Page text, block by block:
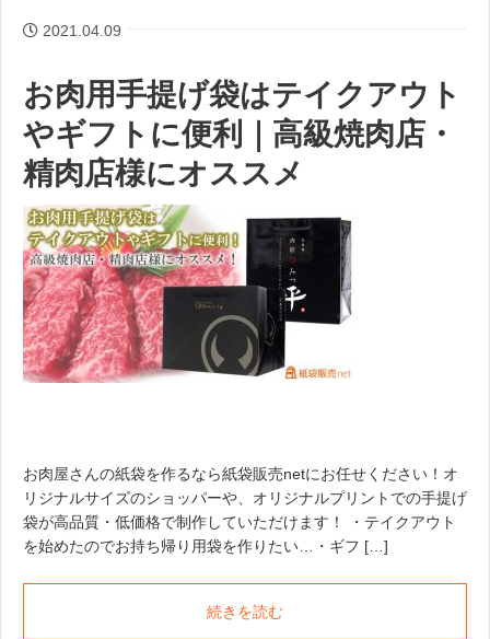
2021.04.09
お肉用手提げ袋はテイクアウト
やギフトに便利｜高級焼肉店・
精肉店様にオススメ
お肉屋さんの紙袋を作るなら紙袋販売netにお任せください！オ
リジナルサイズのショッパーや、オリジナルプリントでの手提げ
袋が高品質・低価格で制作していただけます！ ・テイクアウト
を始めたのでお持ち帰り用袋を作りたい…・ギフ […]
続きを読む